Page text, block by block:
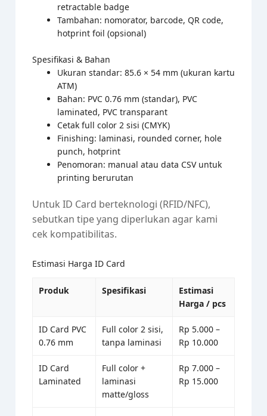
retractable badge
Tambahan: nomorator, barcode, QR code,
hotprint foil (opsional)
Spesifikasi & Bahan
Ukuran standar: 85.6 × 54 mm (ukuran kartu
ATM)
Bahan: PVC 0.76 mm (standar), PVC
laminated, PVC transparant
Cetak full color 2 sisi (CMYK)
Finishing: laminasi, rounded corner, hole
punch, hotprint
Penomoran: manual atau data CSV untuk
printing berurutan
Untuk ID Card berteknologi (RFID/NFC),
sebutkan tipe yang diperlukan agar kami
cek kompatibilitas.
Estimasi Harga ID Card
Produk Spesifikasi
Estimasi
Harga / pcs
ID Card PVC
0.76 mm
Full color 2 sisi,
tanpa laminasi
Rp 5.000 –
Rp 10.000
ID Card
Laminated
Full color +
laminasi
matte/gloss
Rp 7.000 –
Rp 15.000